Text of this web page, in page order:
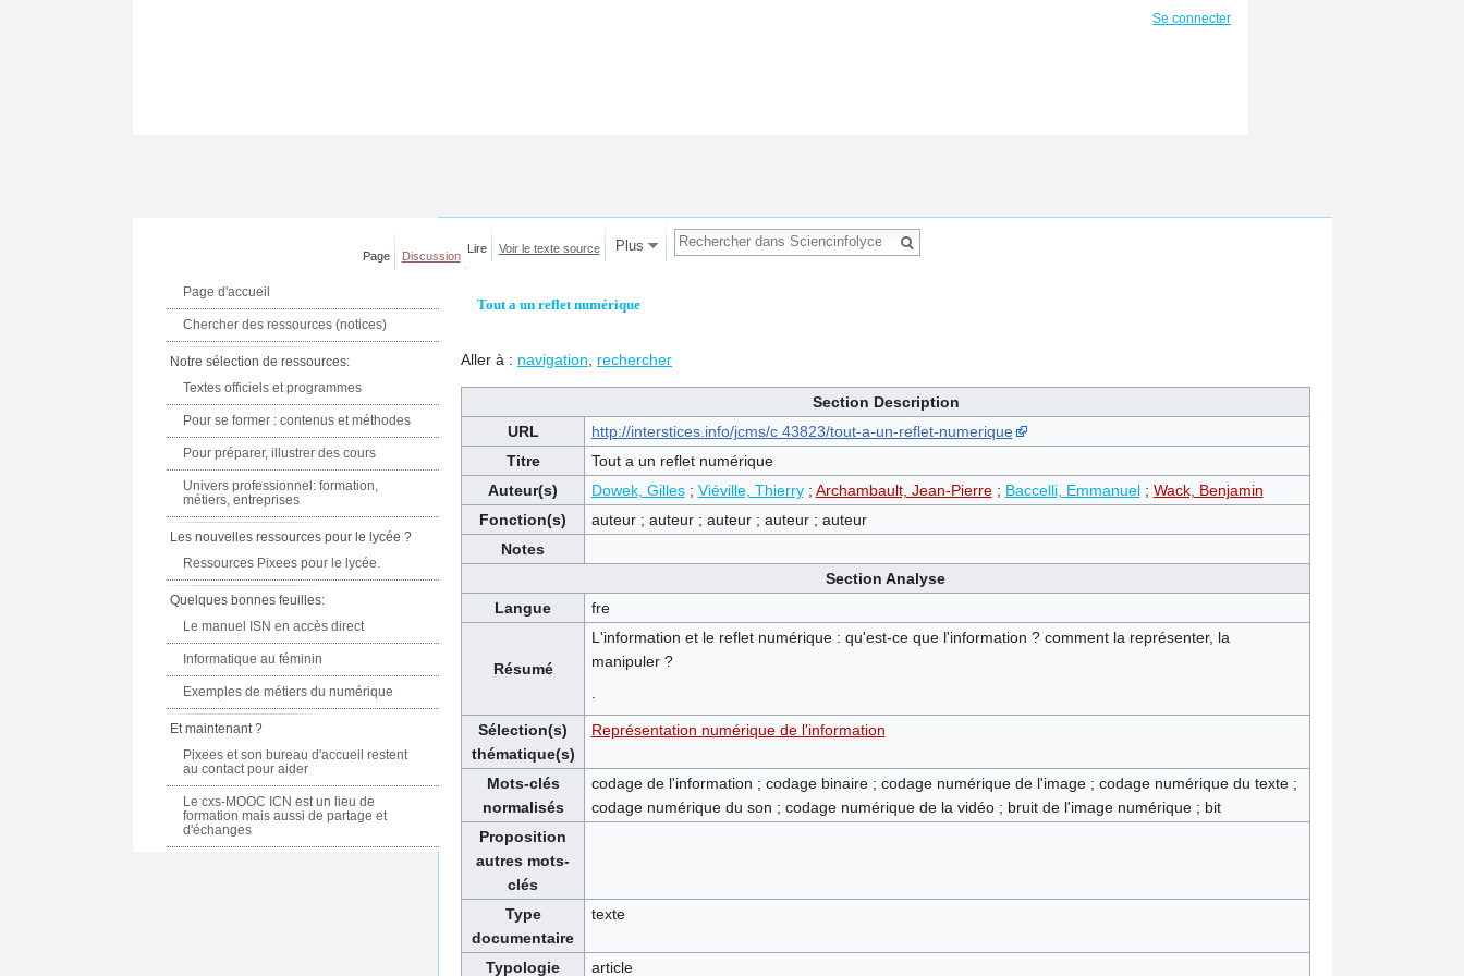
Tout a un reflet numérique
Aller à : navigation rechercher
Section Description
URL
http://interstices.info/jcms/c 43823/tout-a-un-reflet-numerique
Titre
Tout a un reflet numérique
Auteur(s)
Dowek, Gilles; Viéville, Thierry; Archambault, Jean-Pierre; Baccelli, Emmanuel; Wack, Benjamin
Fonction(s)
auteur ; auteur ; auteur ; auteur ; auteur
Notes
Section Analyse
Langue
fre
Résumé
L'information et le reflet numérique : qu'est-ce que l'information ? comment la représenter, la
manipuler ?
Sélection(s)
thématique(s)
Représentation numérique de l'information
Mots-clés
normalisés
codage de l'information ; codage binaire ; codage numérique de l'image ; codage numérique du texte ;
codage numérique du son ; codage numérique de la vidéo ; bruit de l'image numérique ; bit
Proposition
autres mots-
clés
Type
documentaire
texte
Typologie
article
Se connecter
Page Discussion
Lire Voir le texte source Plus
Page d'accueil
Chercher des ressources (notices)
Notre sélection de ressources:
Textes officiels et programmes
Pour se former : contenus et méthodes
Pour préparer, illustrer des cours
Univers professionnel: formation,
métiers, entreprises
Les nouvelles ressources pour le lycée ?
Ressources Pixees pour le lycée.
Quelques bonnes feuilles:
Le manuel ISN en accès direct
Informatique au féminin
Exemples de métiers du numérique
Et maintenant ?
Pixees et son bureau d'accueil restent
au contact pour aider
Le cxs-MOOC ICN est un lieu de
formation mais aussi de partage et
d'échanges